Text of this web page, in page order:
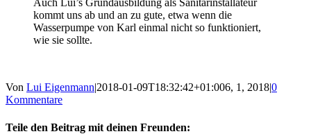
Auch Lui’s Grundausbildung als Sanitärinstallateur
kommt uns ab und an zu gute, etwa wenn die
Wasserpumpe von Karl einmal nicht so funktioniert,
wie sie sollte.
Von Lui Eigenmann|2018-01-09T18:32:42+01:006, 1, 2018|0
Kommentare
Teile den Beitrag mit deinen Freunden: